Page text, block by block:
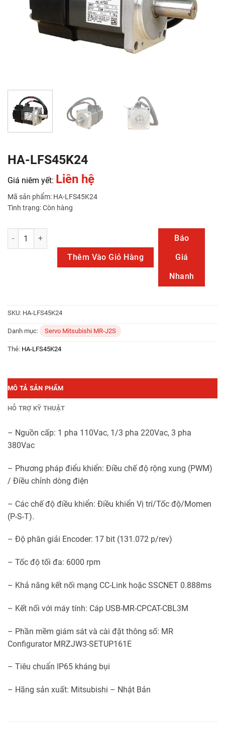
HA-LFS45K24
Giá niêm yết: Liên hệ
Mã sản phẩm: HA-LFS45K24
Tình trạng: Còn hàng
HA-LFS45K24 số lượng
Thêm Vào Giỏ Hàng
Báo
Giá
Nhanh
SKU: HA-LFS45K24
Danh mục: Servo Mitsubishi MR-J2S
Thẻ: HA-LFS45K24
MÔ TẢ SẢN PHẨM
HỖ TRỢ KỸ THUẬT
– Nguồn cấp: 1 pha 110Vac, 1/3 pha 220Vac, 3 pha
380Vac
– Phương pháp điểu khiển: Điều chế độ rộng xung (PWM)
/ Điều chỉnh dòng điện
– Các chế độ điều khiển: Điều khiển Vị trí/Tốc độ/Momen
(P-S-T).
– Độ phân giải Encoder: 17 bit (131.072 p/rev)
– Tốc độ tối đa: 6000 rpm
– Khả năng kết nối mạng CC-Link hoặc SSCNET 0.888ms
– Kết nối với máy tính: Cáp USB-MR-CPCAT-CBL3M
– Phần mềm giám sát và cài đặt thông số: MR
Configurator MRZJW3-SETUP161E
– Tiêu chuẩn IP65 kháng bụi
– Hãng sản xuất: Mitsubishi – Nhật Bản